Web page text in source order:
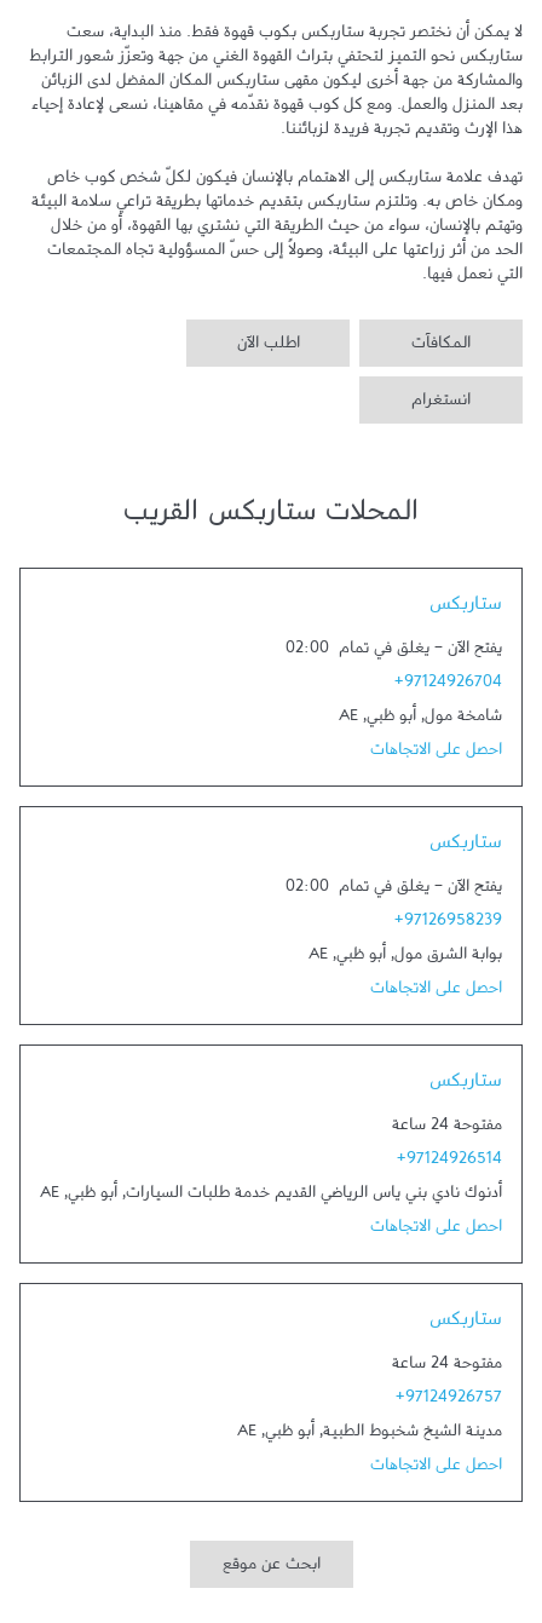
التي نعمل فيها.
المكافآت اطلب الآن
انستغرام
المحلات ستاربكس القريب
ستاربكس
يفتح الآن - يغلق في تمام 02:00
+97124926704
شامخة مول, أبو ظبي,
AE
احصل على الاتجاهات
ستاربكس
يفتح الآن - يغلق في تمام 02:00
+97126958239
بوابة الشرق مول, أبو ظبي,
AE
احصل على الاتجاهات
ستاربكس
مفتوحة 24 ساعة
+97124926514
أدنوك نادي بني ياس الرياضي القديم خدمة طلبات السيارات, أبو ظبي,
AE
احصل على الاتجاهات
ستاربكس
مفتوحة 24 ساعة
+97124926757
مدينة الشيخ شخبوط الطبية, أبو ظبي,
AE
احصل على الاتجاهات
ابحث عن موقع